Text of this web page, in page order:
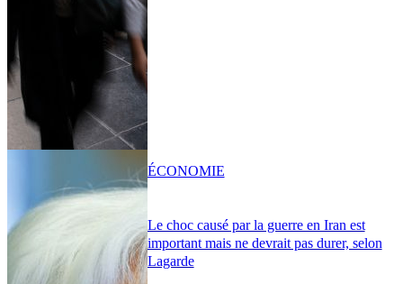
Le choc causé par la guerre en Iran est
important mais ne devrait pas durer, selon
Lagarde
ÉCONOMIE